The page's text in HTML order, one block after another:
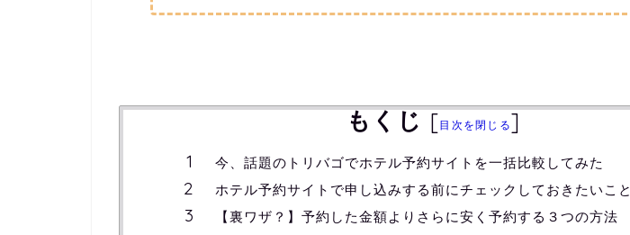
もくじ [目次を閉じる]
今、話題のトリバゴでホテル予約サイトを一括比較してみた
ホテル予約サイトで申し込みする前にチェックしておきたいこと
【裏ワザ？】予約した金額よりさらに安く予約する３つの方法